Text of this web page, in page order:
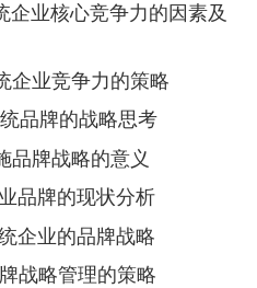
企业核心竞争力的因素及
企业竞争力的策略
品牌的战略思考
品牌战略的意义
品牌的现状分析
企业的品牌战略
战略管理的策略